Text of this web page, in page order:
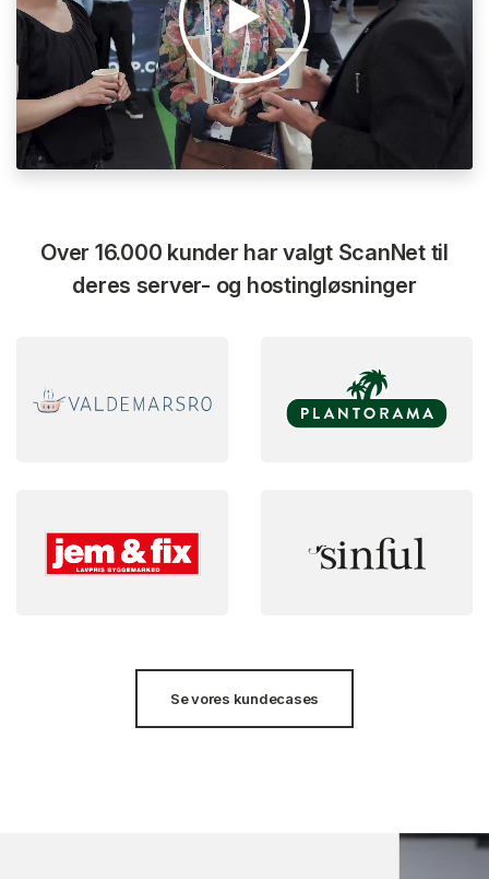
Over 16.000 kunder har valgt ScanNet til
deres server- og hostingløsninger
Se vores kundecases